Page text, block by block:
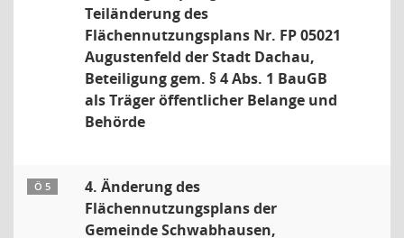
Teiländerung des
Flächennutzungsplans Nr. FP 05021
Augustenfeld der Stadt Dachau,
Beteiligung gem. § 4 Abs. 1 BauGB
als Träger öffentlicher Belange und
Behörde
Ö 5
4. Änderung des
Flächennutzungsplans der
Gemeinde Schwabhausen,